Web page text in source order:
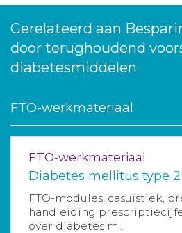
Gerelateerd aan
door terughoudend
diabetesmiddelen
FTO-werkmateriaal
FTO-werkmateriaal
Diabetes mellitus type 2
FTO-modules, casuïstiek,
handleiding
over diabetes m...